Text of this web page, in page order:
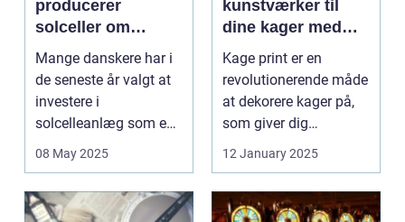
producerer
solceller om
vinteren?
Mange danskere har i
de seneste år valgt at
investere i
solcelleanlæg som en
bæred...
08 May 2025
kunstværker til
dine kager med
kage print
Kage print er en
revolutionerende måde
at dekorere kager på,
som giver dig
mulighed for ...
12 January 2025